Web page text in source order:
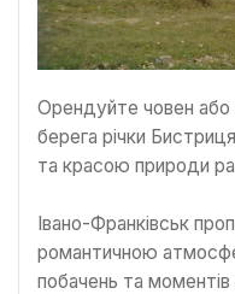
Орендуйте човен або
берега річки
та красою природи
Івано-Франківськ
романтичною
побачень та